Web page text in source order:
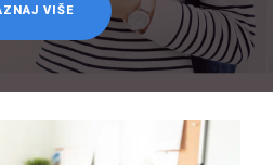
VIŠE
VIŠE